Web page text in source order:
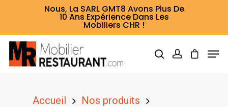
Nous, La SARL GMT8 Avons Plus De
10 Ans Expérience Dans Les
Mobiliers CHR !
Hit enter to search or ESC to close
Accueil
Nos produits